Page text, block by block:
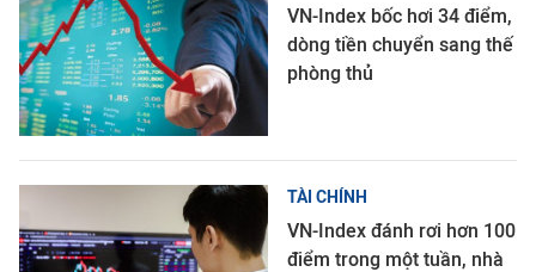
VN-Index bốc hơi 34 điểm,
dòng tiền chuyển sang thế
phòng thủ
TÀI CHÍNH
VN-Index đánh rơi hơn 100
điểm trong một tuần, nhà